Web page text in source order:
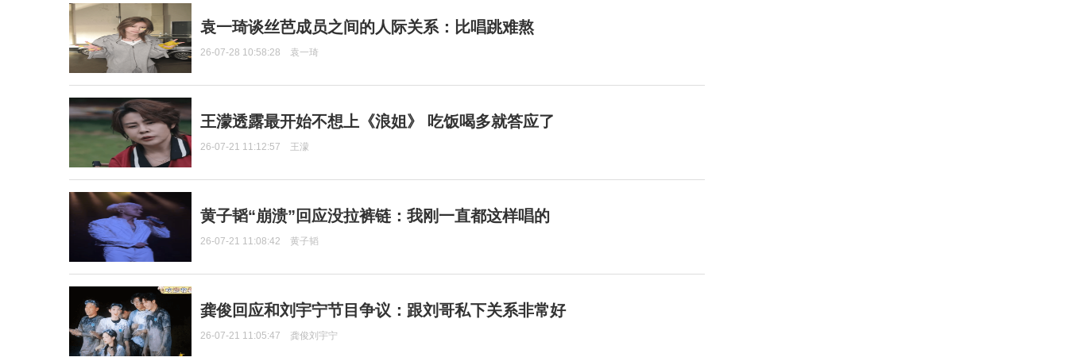
袁一琦谈丝芭成员之间的人际关系：比唱跳难熬
26-07-28 10:58:28 袁一琦
王濛透露最开始不想上《浪姐》 吃饭喝多就答应了
26-07-21 11:12:57 王濛
黄子韬“崩溃”回应没拉裤链：我刚一直都这样唱的
26-07-21 11:08:42 黄子韬
龚俊回应和刘宇宁节目争议：跟刘哥私下关系非常好
26-07-21 11:05:47 龚俊刘宇宁